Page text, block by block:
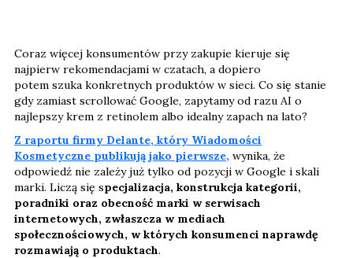
Coraz więcej konsumentów przy zakupie kieruje się
najpierw rekomendacjami w czatach, a dopiero
potem szuka konkretnych produktów w sieci. Co się stanie
gdy zamiast scrollować Google, zapytamy od razu AI o
najlepszy krem z retinolem albo idealny zapach na lato?
Z raportu firmy Delante, który Wiadomości
Kosmetyczne publikują jako pierwsze, wynika, że
odpowiedź nie zależy już tylko od pozycji w Google i skali
marki. Liczą się specjalizacja, konstrukcja kategorii,
poradniki oraz obecność marki w serwisach
internetowych, zwłaszcza w mediach
społecznościowych, w których konsumenci naprawdę
rozmawiają o produktach.